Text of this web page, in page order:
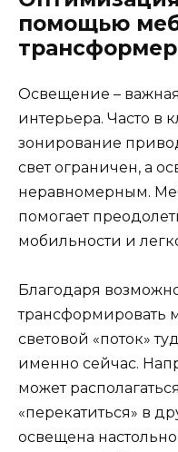
помощью
Освещение –
интерьера. Часто в
зонирование
свет ограничен, а
неравномерным.
помогает
мобильности и
Благодаря
трансформировать
световой «поток»
именно сейчас.
может
«перекатиться» в
освещена